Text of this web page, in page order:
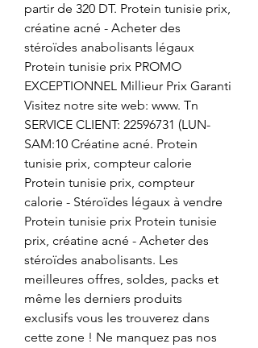
partir de 320 DT. Protein tunisie prix,
créatine acné - Acheter des
stéroïdes anabolisants légaux
Protein tunisie prix PROMO
EXCEPTIONNEL Millieur Prix Garanti
Visitez notre site web: www. Tn
SERVICE CLIENT: 22596731 (LUN-
SAM:10 Créatine acné. Protein
tunisie prix, compteur calorie
Protein tunisie prix, compteur
calorie - Stéroïdes légaux à vendre
Protein tunisie prix Protein tunisie
prix, créatine acné - Acheter des
stéroïdes anabolisants. Les
meilleures offres, soldes, packs et
même les derniers produits
exclusifs vous les trouverez dans
cette zone ! Ne manquez pas nos